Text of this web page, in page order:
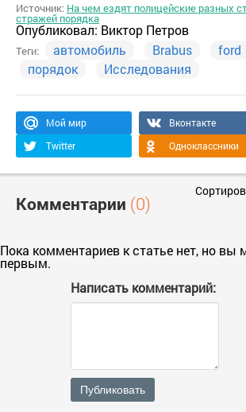
Источник: На чем ездят полицейские разных
стражей порядка
Опубликовал: Виктор Петров
Теги: автомобиль Brabus ford
порядок
Исследования
Мой мир
Вконтакте
Twitter
Одноклассники
Комментарии (0)
Пока комментариев к статье нет, но вы
первым.
Написать комментарий:
Публиковать